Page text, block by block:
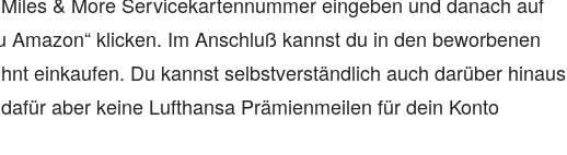
Amazon“ klicken. Im Anschluß kannst du in den beworbenen
einkaufen. Du kannst selbstverständlich auch darüber hinaus
aber keine Lufthansa Prämienmeilen für dein Konto